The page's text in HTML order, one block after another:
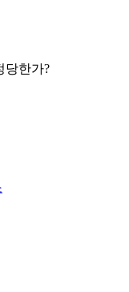
당한가?